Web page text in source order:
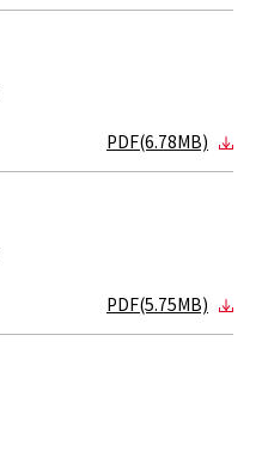
PDF(6.78MB)
PDF(5.75MB)